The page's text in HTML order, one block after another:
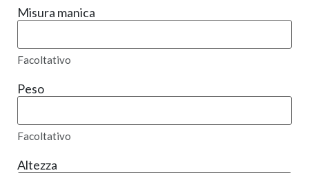
Misura manica
Facoltativo
Peso
Facoltativo
Altezza